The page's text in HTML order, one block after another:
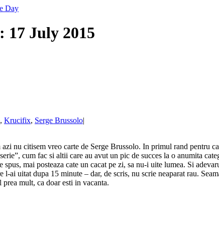
17 July 2015
, Krucifix, Serge Brussolo|
azi nu citisem vreo carte de Serge Brussolo. In primul rand pentru
cum fac si altii care au avut un pic de succes la o anumita
spus, mai posteaza cate un cacat pe zi, sa nu-i uite lumea. Si
l-ai uitat dupa 15 minute – dar, de scris, nu scrie neaparat rau.
mult, ca doar esti in vacanta.